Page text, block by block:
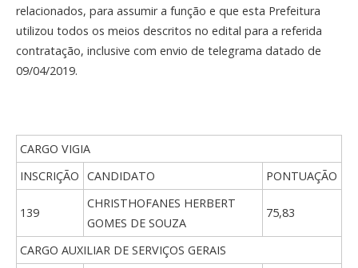
relacionados, para assumir a função e que esta Prefeitura
utilizou todos os meios descritos no edital para a referida
contratação, inclusive com envio de telegrama datado de
09/04/2019.
CARGO VIGIA
INSCRIÇÃO CANDIDATO PONTUAÇÃO
139
CHRISTHOFANES HERBERT
GOMES DE SOUZA
75,83
CARGO AUXILIAR DE SERVIÇOS GERAIS